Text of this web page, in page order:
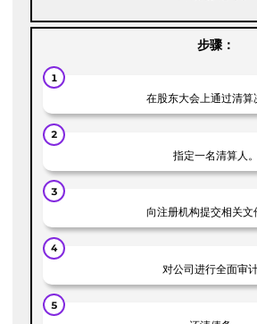
步骤：
在股东大会上通过清算
指定一名清算人。
向注册机构提交相关文
对公司进行全面审计